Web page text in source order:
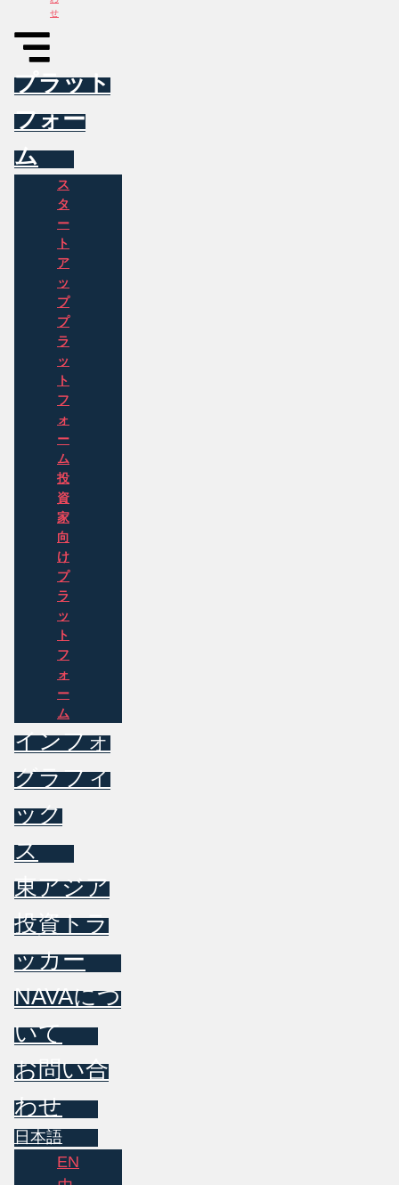
せ
プラット
フォー
ム
ス
タ
ー
ト
ア
ッ
プ
プ
ラ
ッ
ト
フ
ォ
ー
ム
投
資
家
向
け
プ
ラ
ッ
ト
フ
ォ
ー
ム
インフォ
グラフィ
ック
ス
東アジア
投資トラ
ッカー
NAVAにつ
いて
お問い合
わせ
日本語
EN